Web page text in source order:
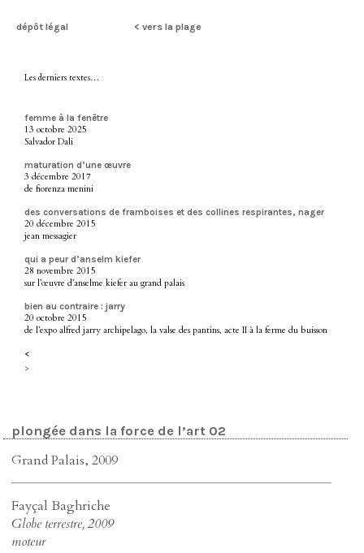
dépôt légal < vers la plage
Les derniers textes…
femme à la fenêtre
13 octobre 2025
Salvador Dali
maturation d’une œuvre
3 décembre 2017
de fiorenza menini
des conversations de framboises et des collines respirantes, nager
20 décembre 2015
jean messagier
qui a peur d’anselm kiefer
28 novembre 2015
sur l’œuvre d’anselme kiefer au grand palais
bien au contraire : jarry
20 octobre 2015
de l’expo alfred jarry archipelago, la valse des pantins, acte II à la ferme du buisson
<
>
plongée dans la force de l’art 02
Grand Palais, 2009
Fayçal Baghriche
Globe terrestre, 2009
moteur